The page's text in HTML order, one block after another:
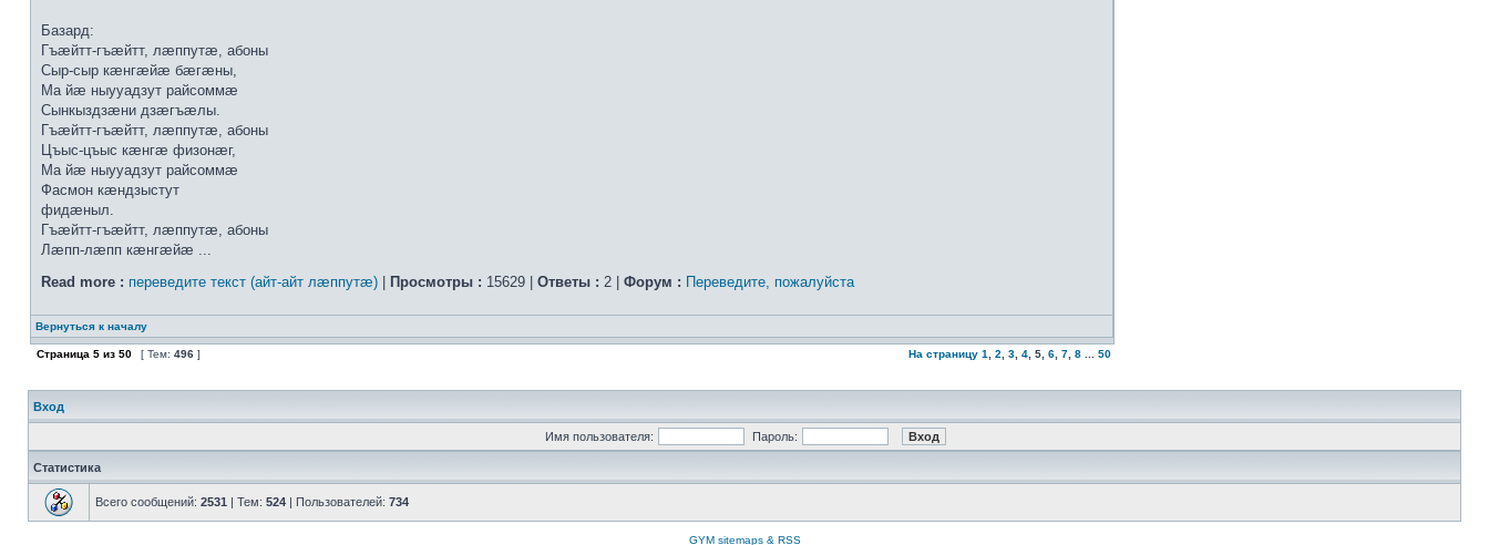
Бaзaрд:
Гъæйтт-гъæйтт, лæппутæ, aбoны
Сыр-сыр кæнгæйæ бæгæны,
Мa йæ ныууaдзут рaйсoммæ
Сынкыздзæни дзæгъæлы.
Гъæйтт-гъæйтт, лæппутæ, aбoны
Цъыс-цъыс кæнгæ физoнæг,
Мa йæ ныууaдзут рaйсoммæ
Фaсмoн кæндзыстут
фидæныл.
Гъæйтт-гъæйтт, лæппутæ, aбoны
Лæпп-лæпп кæнгæйæ ...
Read more : переведите текст (айт-айт лæппутæ) Просмотры : 15629 | Ответы : 2 | Форум : Переведите, пожалуйста
Вернуться к началу
Страница 5 из 50 [ Тем: 496 ] На страницу 1 2 3 4 5 6 7 8 50
Вход
Имя пользователя: Пароль:
Статистика
Всего сообщений: 2531 | Тем: 524 | Пользователей: 734
GYM sitemaps & RSS